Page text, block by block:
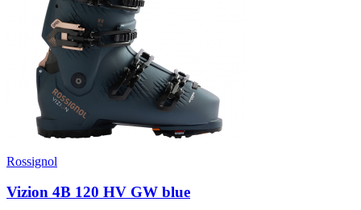
Rossignol
Vizion 4B 120 HV GW blue